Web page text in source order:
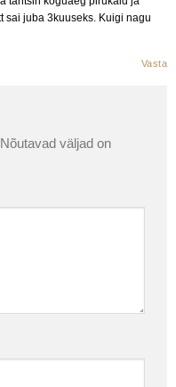
sai juba 3kuuseks. Kuigi nagu
Vasta
Nõutavad väljad on